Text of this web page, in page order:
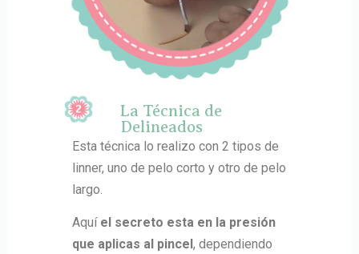
La Técnica de
Delineados
Esta técnica lo realizo con 2 tipos de
linner, uno de pelo corto y otro de pelo
largo.
Aquí el secreto esta en la presión
que aplicas al pincel , dependiendo